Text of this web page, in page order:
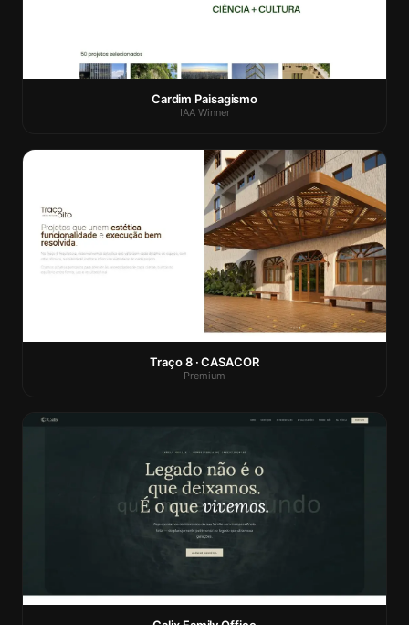
Cardim Paisagismo
IAA Winner
Traço 8 · CASACOR
Premium